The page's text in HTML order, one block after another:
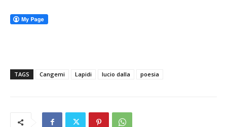
TAGS Cangemi Lapidi lucio dalla poesia